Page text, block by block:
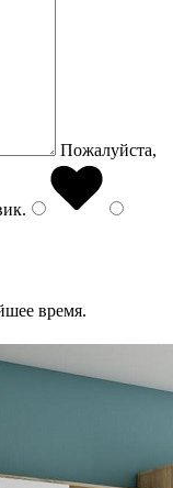
Пожалуйста,
.
время.